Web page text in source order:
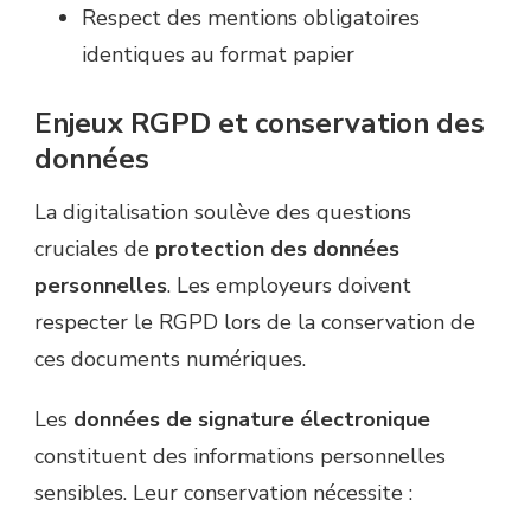
Respect des mentions obligatoires
identiques au format papier
Enjeux RGPD et conservation des
données
La digitalisation soulève des questions
cruciales de protection des données
personnelles. Les employeurs doivent
respecter le RGPD lors de la conservation de
ces documents numériques.
Les données de signature électronique
constituent des informations personnelles
sensibles. Leur conservation nécessite :